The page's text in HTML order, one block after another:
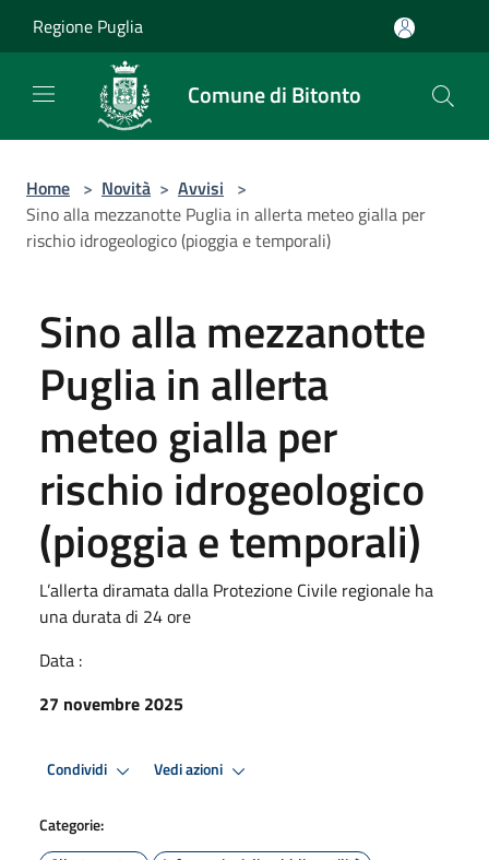
Regione Puglia
Comune di Bitonto
Home > Novità > Avvisi >
Sino alla mezzanotte Puglia in allerta meteo gialla per
rischio idrogeologico (pioggia e temporali)
Sino alla mezzanotte
Puglia in allerta
meteo gialla per
rischio idrogeologico
(pioggia e temporali)
L’allerta diramata dalla Protezione Civile regionale ha
una durata di 24 ore
Data :
27 novembre 2025
Condividi Vedi azioni
Categorie: